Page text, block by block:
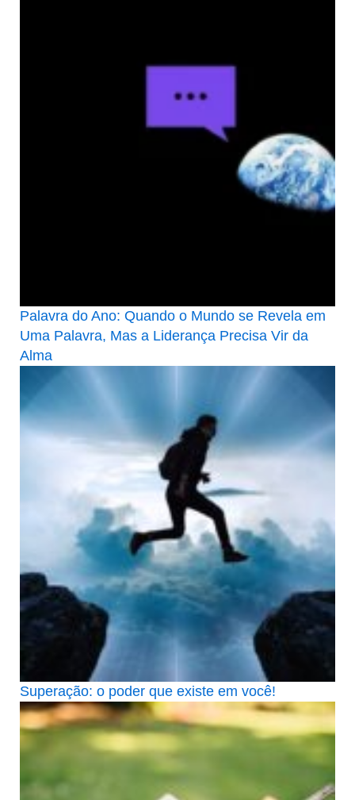
Palavra do Ano: Quando o Mundo se Revela em
Uma Palavra, Mas a Liderança Precisa Vir da
Alma
Superação: o poder que existe em você!